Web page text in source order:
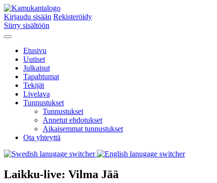
Kirjaudu sisään Rekisteröidy
Siirry sisältöön
Etusivu
Uutiset
Julkaisut
Tapahtumat
Tekijät
Livelava
Tunnustukset
Tunnustukset
Annetut ehdotukset
Aikaisemmat tunnustukset
Ota yhteyttä
Laikku-live: Vilma Jää